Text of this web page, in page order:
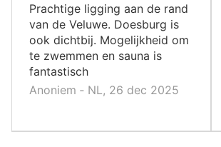
10
,
Prachtige ligging aan de rand
van de Veluwe. Doesburg is
ook dichtbij. Mogelijkheid om
te zwemmen en sauna is
fantastisch
Anoniem ‐ NL, 26 dec 2025